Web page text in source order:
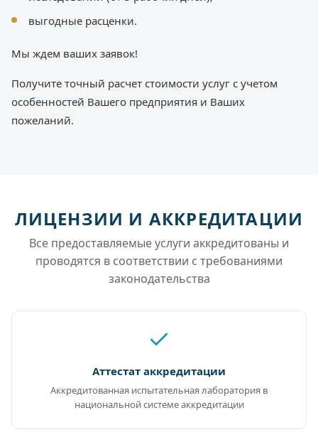
выгодные расценки.
Мы ждем ваших заявок!
Получите точный расчет стоимости услуг с учетом
особенностей Вашего предприятия и Ваших
пожеланий.
ЛИЦЕНЗИИ И АККРЕДИТАЦИИ
Все предоставляемые услуги аккредитованы и
проводятся в соответствии с требованиями
законодательства
Аттестат аккредитации
Аккредитованная испытательная лаборатория в
национальной системе аккредитации